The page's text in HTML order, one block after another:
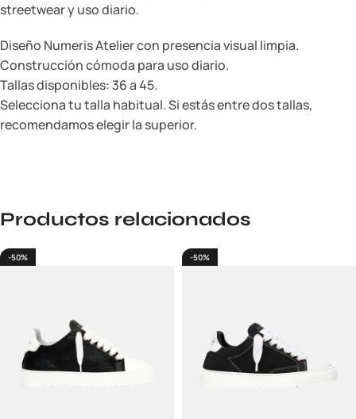
streetwear y uso diario.
Diseño Numeris Atelier con presencia visual limpia.
Construcción cómoda para uso diario.
Tallas disponibles: 36 a 45.
Selecciona tu talla habitual. Si estás entre dos tallas,
recomendamos elegir la superior.
Productos relacionados
-50% -50%